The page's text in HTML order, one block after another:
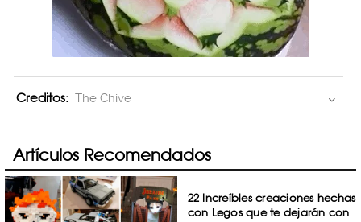
Creditos: The Chive
Artículos Recomendados
22 Increíbles creaciones hechas
con Legos que te dejarán con